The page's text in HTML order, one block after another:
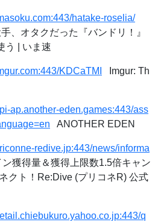
hatake-roselia/
、オタクだった『バンドリ！』
う | いま速
KDCaTMI
Imgur: Th
ap.another-eden.games:443/ass
ANOTHER EDEN
redive.jp:443/news/informa
獲得量＆獲得上限数1.5倍キャン
クト！Re:Dive (プリコネR) 公式
q